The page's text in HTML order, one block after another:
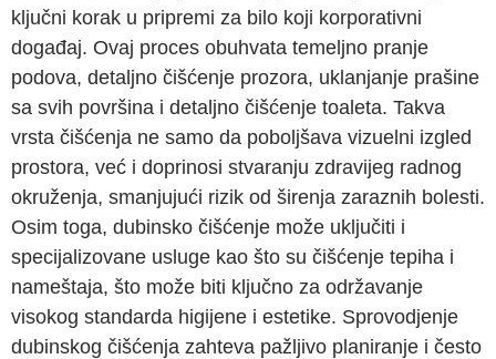
ključni korak u pripremi za bilo koji korporativni
događaj. Ovaj proces obuhvata temeljno pranje
podova, detaljno čišćenje prozora, uklanjanje prašine
sa svih površina i detaljno čišćenje toaleta. Takva
vrsta čišćenja ne samo da poboljšava vizuelni izgled
prostora, već i doprinosi stvaranju zdravijeg radnog
okruženja, smanjujući rizik od širenja zaraznih bolesti.
Osim toga, dubinsko čišćenje može uključiti i
specijalizovane usluge kao što su čišćenje tepiha i
nameštaja, što može biti ključno za održavanje
visokog standarda higijene i estetike. Sprovodjenje
dubinskog čišćenja zahteva pažljivo planiranje i često